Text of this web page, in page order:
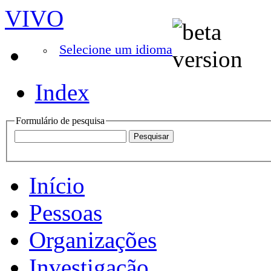
VIVO
Selecione um idioma
Index
Formulário de pesquisa
Início
Pessoas
Organizações